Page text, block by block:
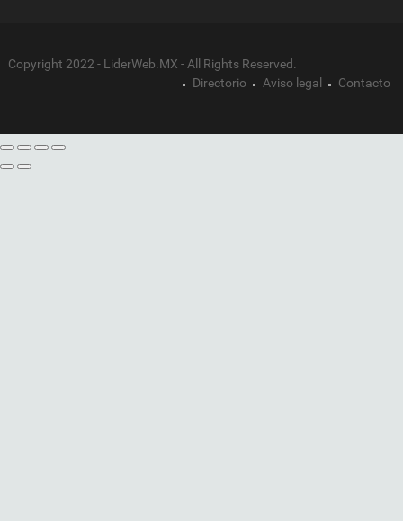
Copyright 2022 - LiderWeb.MX - All Rights Reserved.
Directorio
Aviso legal Contacto